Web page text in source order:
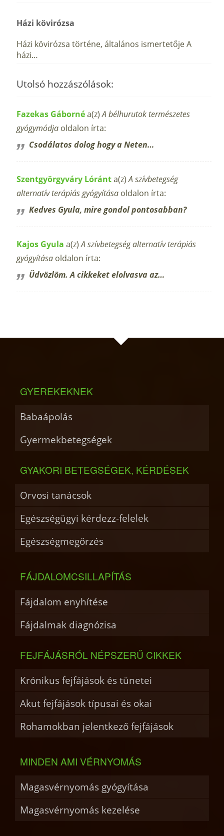
Házi kövirózsa
Házi kövirózsa történe, általános ismertetője A
házi…
Utolsó hozzászólások:
Fazekas Gábornéa(z)A bélhurutok természetes
gyógymódja oldalon írta:
Csodálatos dolog hogy a Neten…
Szentgyörgyváry Lóránta(z)A szívbetegség
alternatív terápiás gyógyítása oldalon írta:
Kedves Gyula, mire gondol pontosabban?
Kajos Gyula a(z)A szívbetegség alternatív terápiás
gyógyítása oldalon írta:
Üdvözlöm. A cikkeket elolvasva az…
GYEREKEKNEK
Babaápolás
Gyermekbetegségek
GYAKORI BETEGSÉGEK, KÉRDÉSEK
Orvosi tanácsok
Egészségügyi kérdezz-felelek
Egészségmegőrzés
FÁJDALOMCSILLAPÍTÁS
Fájdalom enyhítése
Fájdalmak diagnózisa
FEJFÁJÁSRÓL NÉPSZERŰ CIKKEK
Krónikus fejfájások és tünetei
Akut fejfájások típusai és okai
Rohamokban jelentkező fejfájások
MINDEN AMI VÉRNYOMÁS
Magasvérnyomás gyógyítása
Magasvérnyomás kezelése